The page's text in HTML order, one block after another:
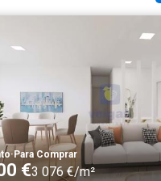
·Para Comprar
€3 076 €/m²